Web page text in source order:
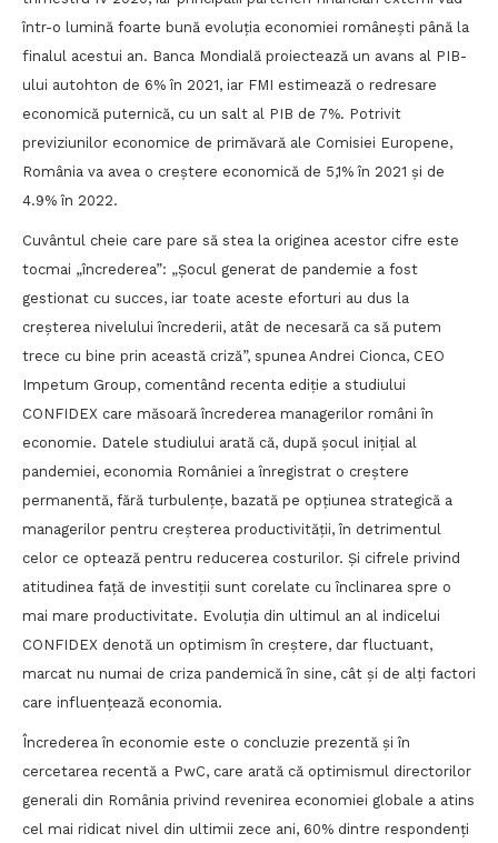
într-o lumină foarte bună evoluția economiei românești până la
finalul acestui an. Banca Mondială proiectează un avans al PIB-
ului autohton de 6% în 2021, iar FMI estimează o redresare
economică puternică, cu un salt al PIB de 7%. Potrivit
previziunilor economice de primăvară ale Comisiei Europene,
România va avea o creștere economică de 5,1% în 2021 și de
4.9% în 2022.
Cuvântul cheie care pare să stea la originea acestor cifre este
tocmai „încrederea”: „Șocul generat de pandemie a fost
gestionat cu succes, iar toate aceste eforturi au dus la
creșterea nivelului încrederii, atât de necesară ca să putem
trece cu bine prin această criză”, spunea Andrei Cionca, CEO
Impetum Group, comentând recenta ediție a studiului
CONFIDEX care măsoară încrederea managerilor români în
economie. Datele studiului arată că, după șocul inițial al
pandemiei, economia României a înregistrat o creștere
permanentă, fără turbulențe, bazată pe opțiunea strategică a
managerilor pentru creșterea productivității, în detrimentul
celor ce optează pentru reducerea costurilor. Și cifrele privind
atitudinea față de investiții sunt corelate cu înclinarea spre o
mai mare productivitate. Evoluția din ultimul an al indicelui
CONFIDEX denotă un optimism în creștere, dar fluctuant,
marcat nu numai de criza pandemică în sine, cât și de alți factori
care influențează economia.
Încrederea în economie este o concluzie prezentă și în
cercetarea recentă a PwC, care arată că optimismul directorilor
generali din România privind revenirea economiei globale a atins
cel mai ridicat nivel din ultimii zece ani, 60% dintre respondenți